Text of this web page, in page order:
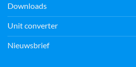
Downloads
Unit converter
Nieuwsbrief